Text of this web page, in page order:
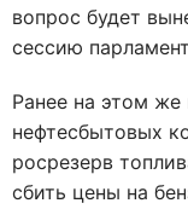
вопрос будет
сессию
Ранее на этом же
нефтесбытовых
росрезерв
сбить цены на